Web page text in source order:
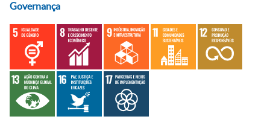
Governança